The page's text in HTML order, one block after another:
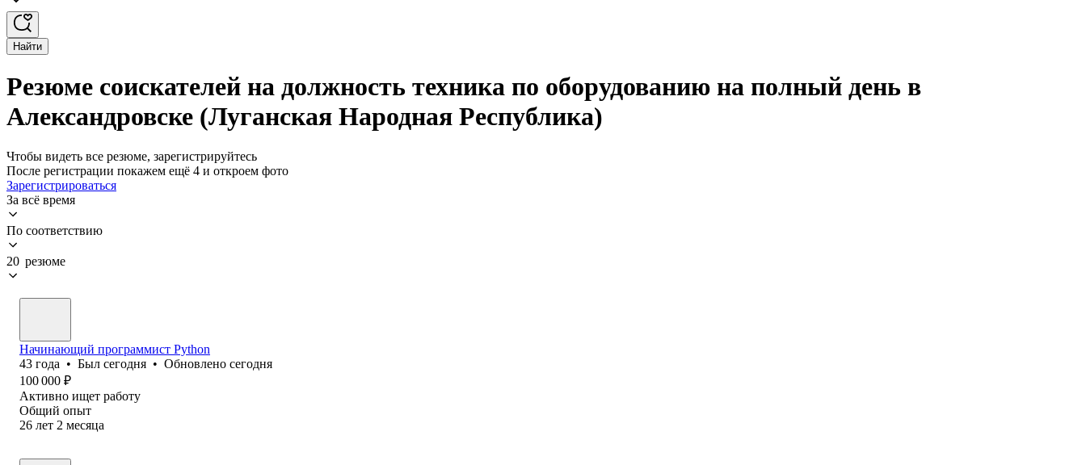
Найти
Резюме соискателей на должность техника по оборудованию на полный день в
Александровске (Луганская Народная Республика)
Чтобы видеть все резюме, зарегистрируйтесь
После регистрации покажем ещё 4 и откроем фото
Зарегистрироваться
За всё время
По соответствию
20 резюме
Начинающий программист Python
43 года • Был сегодня • Обновлено сегодня
100 000 ₽
Активно ищет работу
Общий опыт
26 лет 2 месяца